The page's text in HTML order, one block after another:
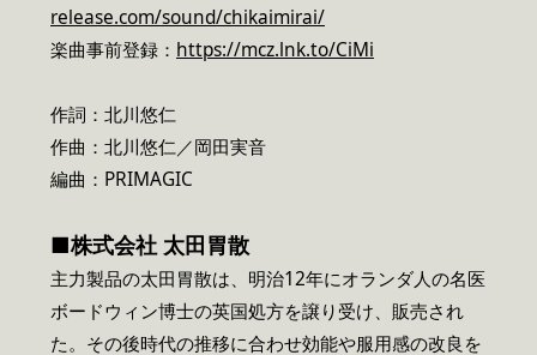
release.com/sound/chikaimirai/
楽曲事前登録： https://mcz.lnk.to/CiMi
作詞：北川悠仁
作曲：北川悠仁／岡田実音
編曲：PRIMAGIC
■株式会社 太田胃散
主力製品の太田胃散は、明治12年にオランダ人の名医
ボードウィン博士の英国処方を譲り受け、販売され
た。その後時代の推移に合わせ効能や服用感の改良を